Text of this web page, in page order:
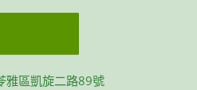
雅區凱旋二路89號